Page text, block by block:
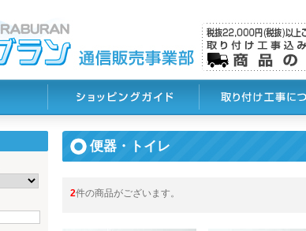
便器・トイレ
2件の商品がございます。